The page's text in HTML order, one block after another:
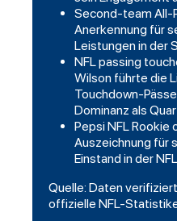
Second-team All-
Anerkennung für
Leistungen in der
NFL passing
Wilson führte die
Touchdown-
Dominanz als
Pepsi NFL Rookie
Auszeichnung für
Einstand in der
Quelle: Daten
offizielle NFL-